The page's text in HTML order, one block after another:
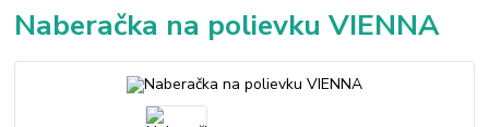
Naberačka na polievku VIENNA